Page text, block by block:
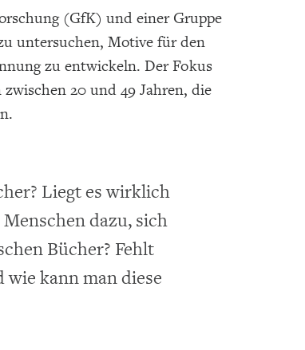
(GfK) und einer Gruppe
untersuchen, Motive für den
zu entwickeln. Der Fokus
20 und 49 Jahren, die
Liegt es wirklich
dazu, sich
Bücher? Fehlt
wie kann man diese